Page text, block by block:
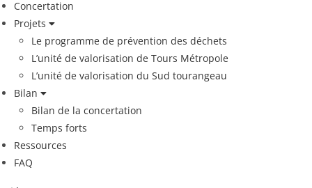
Concertation
Projets
Le programme de prévention des déchets
L’unité de valorisation de Tours Métropole
L’unité de valorisation du Sud tourangeau
Bilan
Bilan de la concertation
Temps forts
Ressources
FAQ